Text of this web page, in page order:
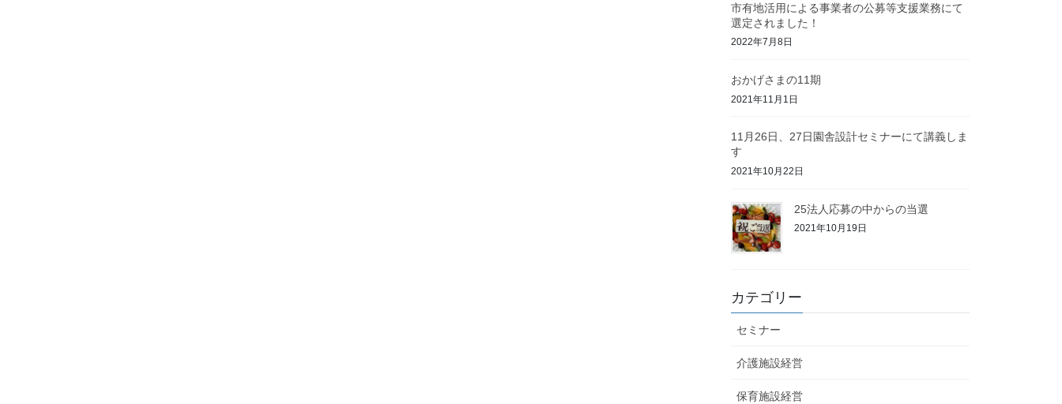
市有地活用による事業者の公募等支援業務にて
選定されました！
2022年7月8日
おかげさまの11期
2021年11月1日
11月26日、27日園舎設計セミナーにて講義しま
す
2021年10月22日
25法人応募の中からの当選
2021年10月19日
カテゴリー
セミナー
介護施設経営
保育施設経営